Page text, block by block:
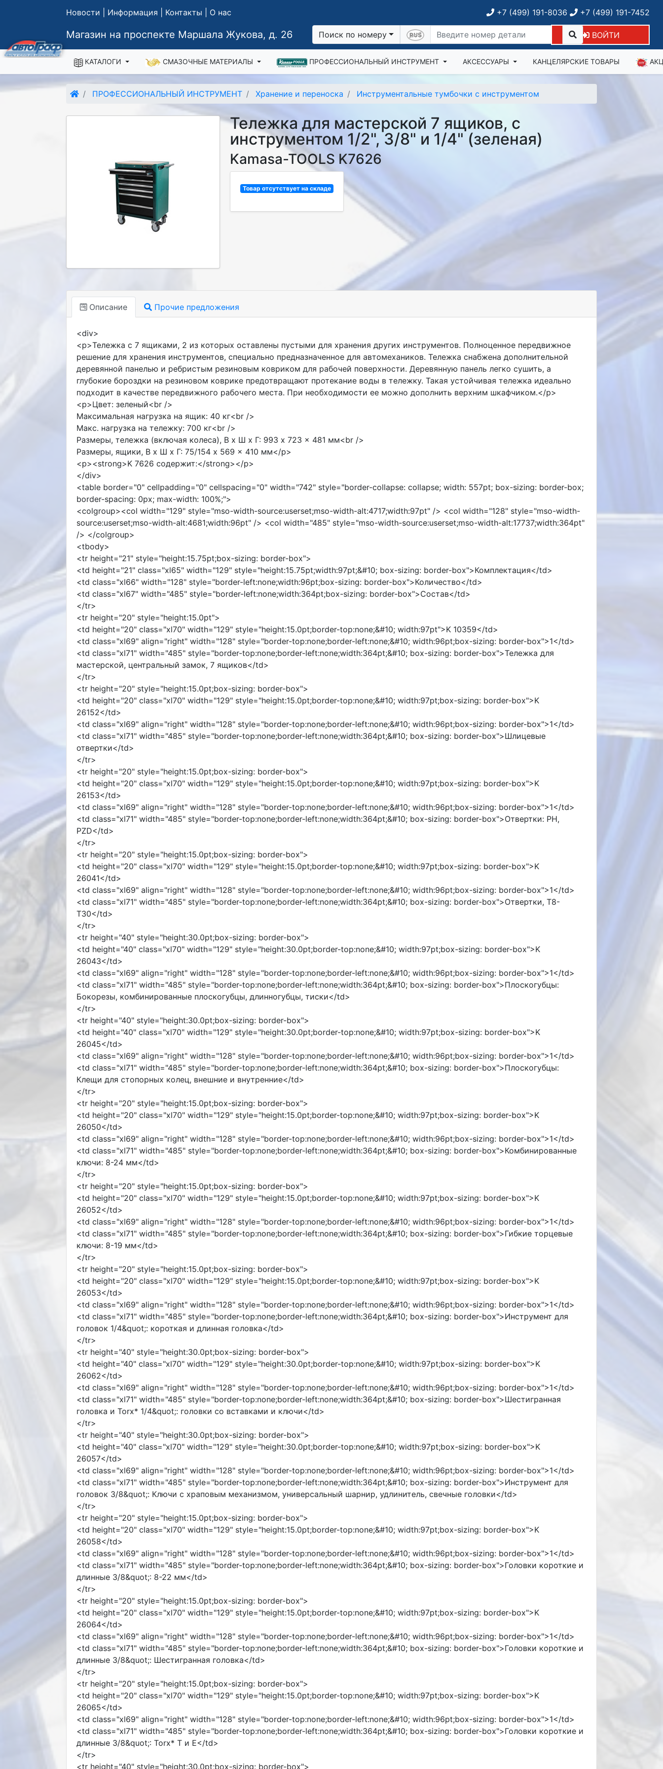
Новости Информация Контакты О нас +7 (499) 191-8036 +7 (499) 191-7452
Магазин на проспекте Маршала Жукова, д. 26 Поиск по номеру ВОЙТИ
КАТАЛОГИ СМАЗОЧНЫЕ МАТЕРИАЛЫ ПРОФЕССИОНАЛЬНЫЙ ИНСТРУМЕНТ АКСЕССУАРЫ КАНЦЕЛЯРСКИЕ ТОВАРЫ
ПРОФЕССИОНАЛЬНЫЙ ИНСТРУМЕНТ Хранение и переноска Инструментальные тумбочки с инструментом
Тележка для мастерской 7 ящиков, с
инструментом 1/2", 3/8" и 1/4" (зеленая)
Kamasa-TOOLS K7626
Товар отсутствует на складе
Описание Прочие предложения
<div>
<p>Тележка с 7 ящиками, 2 из которых оставлены пустыми для хранения других инструментов. Полноценное передвижное
решение для хранения инструментов, специально предназначенное для автомехаников. Тележка снабжена дополнительной
деревянной панелью и ребристым резиновым ковриком для рабочей поверхности. Деревянную панель легко сушить, а
глубокие бороздки на резиновом коврике предотвращают протекание воды в тележку. Такая устойчивая тележка идеально
подходит в качестве передвижного рабочего места. При необходимости ее можно дополнить верхним шкафчиком.</p>
<p>Цвет: зеленый<br />
Максимальная нагрузка на ящик: 40 кг<br />
Макс. нагрузка на тележку: 700 кг<br />
Размеры, тележка (включая колеса), В x Ш x Г: 993 x 723 x 481 мм<br />
Размеры, ящики, В x Ш x Г: 75/154 x 569 x 410 мм</p>
<p><strong>K 7626 содержит:</strong></p>
</div>
<table border="0" cellpadding="0" cellspacing="0" width="742" style="border-collapse: collapse; width: 557pt; box-sizing: border-box;
border-spacing: 0px; max-width: 100%;">
<colgroup><col width="129" style="mso-width-source:userset;mso-width-alt:4717;width:97pt" /> <col width="128" style="mso-width-
source:userset;mso-width-alt:4681;width:96pt" /> <col width="485" style="mso-width-source:userset;mso-width-alt:17737;width:364pt"
/> </colgroup>
<tbody>
<tr height="21" style="height:15.75pt;box-sizing: border-box">
<td height="21" class="xl65" width="129" style="height:15.75pt;width:97pt;&#10; box-sizing: border-box">Комплектация</td>
<td class="xl66" width="128" style="border-left:none;width:96pt;box-sizing: border-box">Количество</td>
<td class="xl67" width="485" style="border-left:none;width:364pt;box-sizing: border-box">Состав</td>
</tr>
<tr height="20" style="height:15.0pt">
<td height="20" class="xl70" width="129" style="height:15.0pt;border-top:none;&#10; width:97pt">K 10359</td>
<td class="xl69" align="right" width="128" style="border-top:none;border-left:none;&#10; width:96pt;box-sizing: border-box">1</td>
<td class="xl71" width="485" style="border-top:none;border-left:none;width:364pt;&#10; box-sizing: border-box">Тележка для
мастерской, центральный замок, 7 ящиков</td>
</tr>
<tr height="20" style="height:15.0pt;box-sizing: border-box">
<td height="20" class="xl70" width="129" style="height:15.0pt;border-top:none;&#10; width:97pt;box-sizing: border-box">K
26152</td>
<td class="xl69" align="right" width="128" style="border-top:none;border-left:none;&#10; width:96pt;box-sizing: border-box">1</td>
<td class="xl71" width="485" style="border-top:none;border-left:none;width:364pt;&#10; box-sizing: border-box">Шлицевые
отвертки</td>
</tr>
<tr height="20" style="height:15.0pt;box-sizing: border-box">
<td height="20" class="xl70" width="129" style="height:15.0pt;border-top:none;&#10; width:97pt;box-sizing: border-box">K
26153</td>
<td class="xl69" align="right" width="128" style="border-top:none;border-left:none;&#10; width:96pt;box-sizing: border-box">1</td>
<td class="xl71" width="485" style="border-top:none;border-left:none;width:364pt;&#10; box-sizing: border-box">Отвертки: PH,
PZD</td>
</tr>
<tr height="20" style="height:15.0pt;box-sizing: border-box">
<td height="20" class="xl70" width="129" style="height:15.0pt;border-top:none;&#10; width:97pt;box-sizing: border-box">K
26041</td>
<td class="xl69" align="right" width="128" style="border-top:none;border-left:none;&#10; width:96pt;box-sizing: border-box">1</td>
<td class="xl71" width="485" style="border-top:none;border-left:none;width:364pt;&#10; box-sizing: border-box">Отвертки, T8-
T30</td>
</tr>
<tr height="40" style="height:30.0pt;box-sizing: border-box">
<td height="40" class="xl70" width="129" style="height:30.0pt;border-top:none;&#10; width:97pt;box-sizing: border-box">K
26043</td>
<td class="xl69" align="right" width="128" style="border-top:none;border-left:none;&#10; width:96pt;box-sizing: border-box">1</td>
<td class="xl71" width="485" style="border-top:none;border-left:none;width:364pt;&#10; box-sizing: border-box">Плоскогубцы:
Бокорезы, комбинированные плоскогубцы, длинногубцы, тиски</td>
</tr>
<tr height="40" style="height:30.0pt;box-sizing: border-box">
<td height="40" class="xl70" width="129" style="height:30.0pt;border-top:none;&#10; width:97pt;box-sizing: border-box">K
26045</td>
<td class="xl69" align="right" width="128" style="border-top:none;border-left:none;&#10; width:96pt;box-sizing: border-box">1</td>
<td class="xl71" width="485" style="border-top:none;border-left:none;width:364pt;&#10; box-sizing: border-box">Плоскогубцы:
Клещи для стопорных колец, внешние и внутренние</td>
</tr>
<tr height="20" style="height:15.0pt;box-sizing: border-box">
<td height="20" class="xl70" width="129" style="height:15.0pt;border-top:none;&#10; width:97pt;box-sizing: border-box">K
26050</td>
<td class="xl69" align="right" width="128" style="border-top:none;border-left:none;&#10; width:96pt;box-sizing: border-box">1</td>
<td class="xl71" width="485" style="border-top:none;border-left:none;width:364pt;&#10; box-sizing: border-box">Комбинированные
ключи: 8-24 мм</td>
</tr>
<tr height="20" style="height:15.0pt;box-sizing: border-box">
<td height="20" class="xl70" width="129" style="height:15.0pt;border-top:none;&#10; width:97pt;box-sizing: border-box">K
26052</td>
<td class="xl69" align="right" width="128" style="border-top:none;border-left:none;&#10; width:96pt;box-sizing: border-box">1</td>
<td class="xl71" width="485" style="border-top:none;border-left:none;width:364pt;&#10; box-sizing: border-box">Гибкие торцевые
ключи: 8-19 мм</td>
</tr>
<tr height="20" style="height:15.0pt;box-sizing: border-box">
<td height="20" class="xl70" width="129" style="height:15.0pt;border-top:none;&#10; width:97pt;box-sizing: border-box">K
26053</td>
<td class="xl69" align="right" width="128" style="border-top:none;border-left:none;&#10; width:96pt;box-sizing: border-box">1</td>
<td class="xl71" width="485" style="border-top:none;border-left:none;width:364pt;&#10; box-sizing: border-box">Инструмент для
головок 1/4&quot;: короткая и длинная головка</td>
</tr>
<tr height="40" style="height:30.0pt;box-sizing: border-box">
<td height="40" class="xl70" width="129" style="height:30.0pt;border-top:none;&#10; width:97pt;box-sizing: border-box">K
26062</td>
<td class="xl69" align="right" width="128" style="border-top:none;border-left:none;&#10; width:96pt;box-sizing: border-box">1</td>
<td class="xl71" width="485" style="border-top:none;border-left:none;width:364pt;&#10; box-sizing: border-box">Шестигранная
головка и Torx* 1/4&quot;: головки со вставками и ключи</td>
</tr>
<tr height="40" style="height:30.0pt;box-sizing: border-box">
<td height="40" class="xl70" width="129" style="height:30.0pt;border-top:none;&#10; width:97pt;box-sizing: border-box">K
26057</td>
<td class="xl69" align="right" width="128" style="border-top:none;border-left:none;&#10; width:96pt;box-sizing: border-box">1</td>
<td class="xl71" width="485" style="border-top:none;border-left:none;width:364pt;&#10; box-sizing: border-box">Инструмент для
головок 3/8&quot;: Ключи с храповым механизмом, универсальный шарнир, удлинитель, свечные головки</td>
</tr>
<tr height="20" style="height:15.0pt;box-sizing: border-box">
<td height="20" class="xl70" width="129" style="height:15.0pt;border-top:none;&#10; width:97pt;box-sizing: border-box">K
26058</td>
<td class="xl69" align="right" width="128" style="border-top:none;border-left:none;&#10; width:96pt;box-sizing: border-box">1</td>
<td class="xl71" width="485" style="border-top:none;border-left:none;width:364pt;&#10; box-sizing: border-box">Головки короткие и
длинные 3/8&quot;: 8-22 мм</td>
</tr>
<tr height="20" style="height:15.0pt;box-sizing: border-box">
<td height="20" class="xl70" width="129" style="height:15.0pt;border-top:none;&#10; width:97pt;box-sizing: border-box">K
26064</td>
<td class="xl69" align="right" width="128" style="border-top:none;border-left:none;&#10; width:96pt;box-sizing: border-box">1</td>
<td class="xl71" width="485" style="border-top:none;border-left:none;width:364pt;&#10; box-sizing: border-box">Головки короткие и
длинные 3/8&quot;: Шестигранная головка</td>
</tr>
<tr height="20" style="height:15.0pt;box-sizing: border-box">
<td height="20" class="xl70" width="129" style="height:15.0pt;border-top:none;&#10; width:97pt;box-sizing: border-box">K
26065</td>
<td class="xl69" align="right" width="128" style="border-top:none;border-left:none;&#10; width:96pt;box-sizing: border-box">1</td>
<td class="xl71" width="485" style="border-top:none;border-left:none;width:364pt;&#10; box-sizing: border-box">Головки короткие и
длинные 3/8&quot;: Torx* T и E</td>
</tr>
<tr height="40" style="height:30.0pt;box-sizing: border-box">